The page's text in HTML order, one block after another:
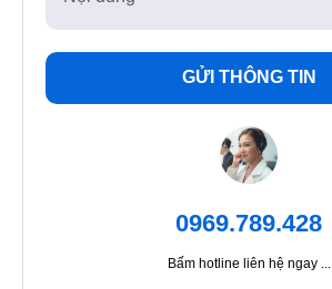
GỬI THÔNG TIN
0969.789.428
Bấm hotline liên hệ ngay ...